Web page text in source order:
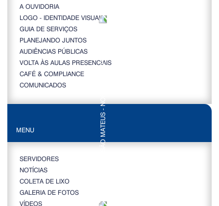
A OUVIDORIA
LOGO - IDENTIDADE VISUAL
GUIA DE SERVIÇOS
PLANEJANDO JUNTOS
AUDIÊNCIAS PÚBLICAS
VOLTA ÀS AULAS PRESENCIAIS
CAFÉ & COMPLIANCE
COMUNICADOS
MENU
SERVIDORES
NOTÍCIAS
COLETA DE LIXO
GALERIA DE FOTOS
VÍDEOS